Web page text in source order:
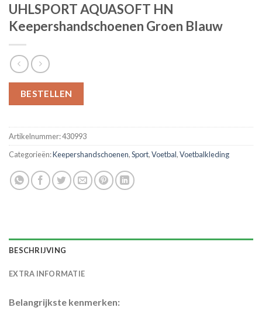
UHLSPORT AQUASOFT HN
Keepershandschoenen Groen Blauw
BESTELLEN
Artikelnummer:430993
Categorieën:Keepershandschoenen,Sport,Voetbal,Voetbalkleding
BESCHRIJVING
EXTRA INFORMATIE
Belangrijkste kenmerken: